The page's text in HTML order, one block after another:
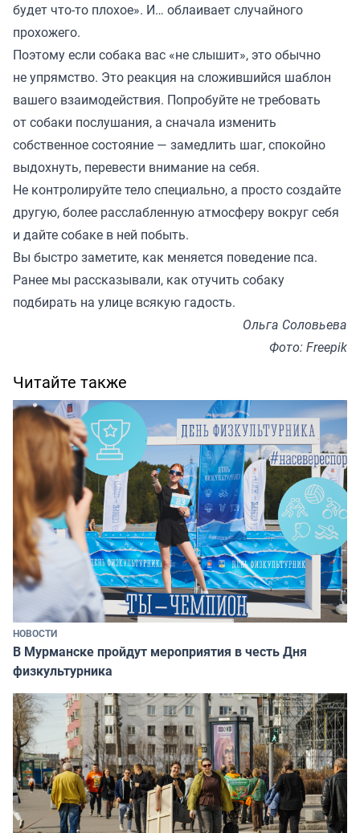
будет что-то плохое». И… облаивает случайного
прохожего.
Поэтому если собака вас «не слышит», это обычно
не упрямство. Это реакция на сложившийся шаблон
вашего взаимодействия. Попробуйте не требовать
от собаки послушания, а сначала изменить
собственное состояние — замедлить шаг, спокойно
выдохнуть, перевести внимание на себя.
Не контролируйте тело специально, а просто создайте
другую, более расслабленную атмосферу вокруг себя
и дайте собаке в ней побыть.
Вы быстро заметите, как меняется поведение пса.
Ранее мы рассказывали, как отучить собаку
подбирать на улице всякую гадость.
Ольга Соловьева
Фото: Freepik
Читайте также
НОВОСТИ
В Мурманске пройдут мероприятия в честь Дня
физкультурника